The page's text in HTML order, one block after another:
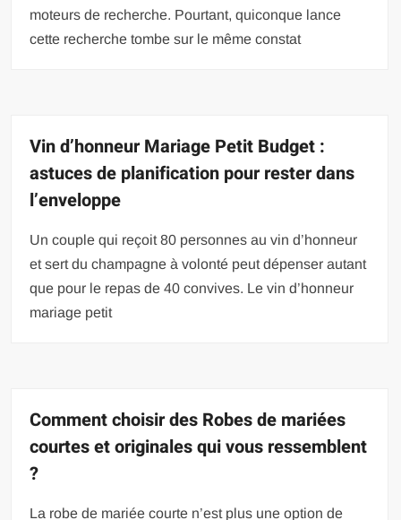
moteurs de recherche. Pourtant, quiconque lance
cette recherche tombe sur le même constat
Vin d’honneur Mariage Petit Budget :
astuces de planification pour rester dans
l’enveloppe
Un couple qui reçoit 80 personnes au vin d’honneur
et sert du champagne à volonté peut dépenser autant
que pour le repas de 40 convives. Le vin d’honneur
mariage petit
Comment choisir des Robes de mariées
courtes et originales qui vous ressemblent
?
La robe de mariée courte n’est plus une option de